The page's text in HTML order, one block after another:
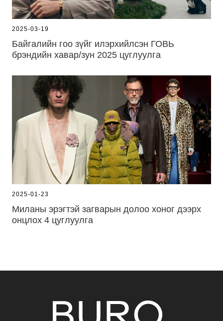
2025-03-19
Байгалийн гоо зүйг илэрхийлсэн ГОВЬ
брэндийн хавар/зун 2025 цуглуулга
2025-01-23
Миланы эрэгтэй загварын долоо хоног дээрх
онцлох 4 цуглуулга